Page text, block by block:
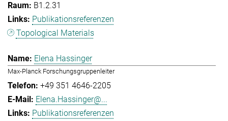
B1.2.31
Publikationsreferenzen
Topological Materials
Elena Hassinger
Max-Planck Forschungsgruppenleiter
+49 351 4646-2205
Elena.Hassinger@...
Publikationsreferenzen